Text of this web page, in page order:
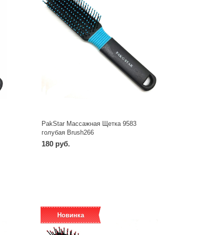
PakStar Массажная Щетка 9583
голубая Brush266
180 руб.
Новинка